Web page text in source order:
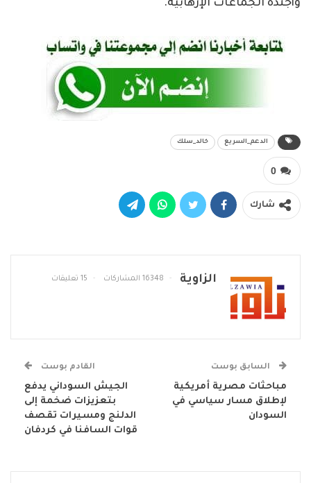
وأجندة الجماعات الإرهابية.
الدعم_السريع خالد_سلك
0
شارك
الزاوية 16348 المشاركات 15 تعليقات
السابق بوست
مباحثات مصرية أمريكية
لإطلاق مسار سياسي في
السودان
القادم بوست
الجيش السوداني يدفع
بتعزيزات ضخمة إلى
الدلنج ومسيرات تقصف
قوات السافنا في كردفان